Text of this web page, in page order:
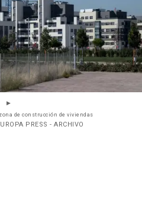
de construcción de viviendas
PRESS - ARCHIVO